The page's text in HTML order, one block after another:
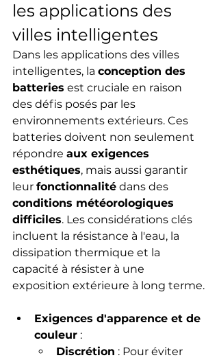
les applications des
villes intelligentes
Dans les applications des villes
intelligentes, la conception des
batteries est cruciale en raison
des défis posés par les
environnements extérieurs. Ces
batteries doivent non seulement
répondre aux exigences
esthétiques, mais aussi garantir
leur fonctionnalité dans des
conditions météorologiques
difficiles. Les considérations clés
incluent la résistance à l'eau, la
dissipation thermique et la
capacité à résister à une
exposition extérieure à long terme.
Exigences d'apparence et de
couleur :
Discrétion : Pour éviter